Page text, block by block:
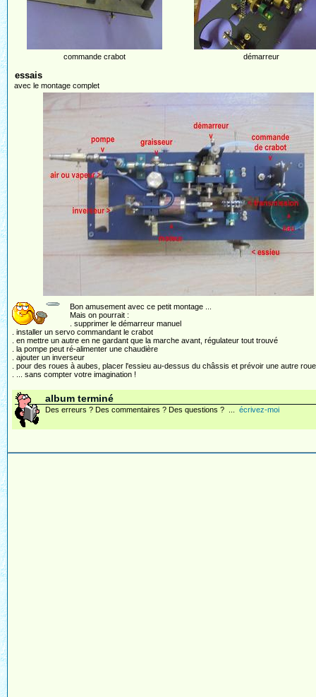
commande crabot démarreur
essais
avec le montage complet
Bon amusement avec ce petit montage ...
Mais on pourrait :
. supprimer le démarreur manuel
. installer un servo commandant le crabot
. en mettre un autre en ne gardant que la marche avant, régulateur tout trouvé
. la pompe peut ré-alimenter une chaudière
. ajouter un inverseur
. pour des roues à aubes, placer l'essieu au-dessus du châssis et prévoir une autre
. ... sans compter votre imagination !
album terminé
Des erreurs ? Des commentaires ? Des questions ? ... écrivez-moi